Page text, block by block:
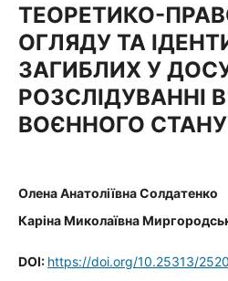
ТЕОРЕТИКО-
ОГЛЯДУ ТА
ЗАГИБЛИХ У
РОЗСЛІДУВАННІ
ВОЄННОГО СТАНУ
Олена Анатоліївна Солдатенко
Каріна Миколаївна
DOI: https://doi.org/10.25313/